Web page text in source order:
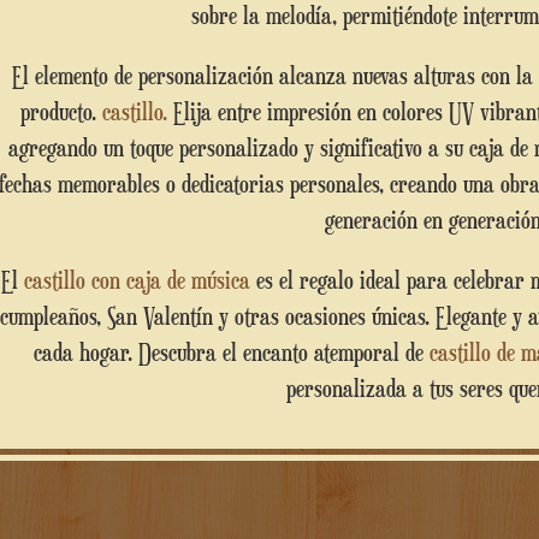
sobre la melodía, permitiéndote
El elemento de personalización alcanza nuevas alturas con la posibilidad de hacer único un lado del
producto. castillo.Elija entre impresión en colores UV
agregando un toque personalizado y significativo a su caja de
fechas memorables o dedicatorias personales, creando una
generación en
El castillo con caja de músicaes el regalo ideal para celebrar
cumpleaños, San Valentín y otras ocasiones únicas.
cada hogar. Descubra el encanto atemporal de castillo de
personalizada a tus seres